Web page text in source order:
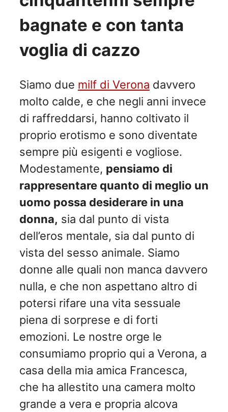
bagnate e con tanta
voglia di cazzo
Siamo due milf di Verona davvero
molto calde, e che negli anni invece
di raffreddarsi, hanno coltivato il
proprio erotismo e sono diventate
sempre più esigenti e vogliose.
Modestamente, pensiamo di
rappresentare quanto di meglio un
uomo possa desiderare in una
donna, sia dal punto di vista
dell’eros mentale, sia dal punto di
vista del sesso animale. Siamo
donne alle quali non manca davvero
nulla, e che non aspettano altro di
potersi rifare una vita sessuale
piena di sorprese e di forti
emozioni. Le nostre orge le
consumiamo proprio qui a Verona, a
casa della mia amica Francesca,
che ha allestito una camera molto
grande a vera e propria alcova